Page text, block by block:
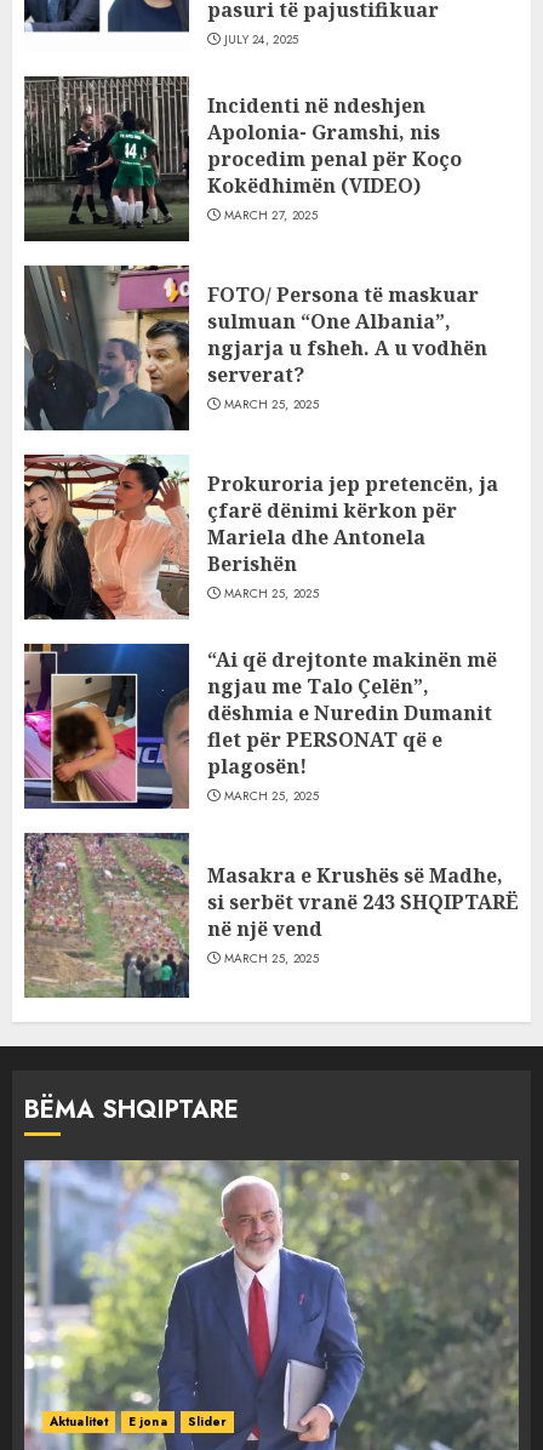
pasuri të pajustifikuar
JULY 24, 2025
Incidenti në ndeshjen
Apolonia- Gramshi, nis
procedim penal për Koço
Kokëdhimën (VIDEO)
MARCH 27, 2025
FOTO/ Persona të maskuar
sulmuan “One Albania”,
ngjarja u fsheh. A u vodhën
serverat?
MARCH 25, 2025
Prokuroria jep pretencën, ja
çfarë dënimi kërkon për
Mariela dhe Antonela
Berishën
MARCH 25, 2025
“Ai që drejtonte makinën më
ngjau me Talo Çelën”,
dëshmia e Nuredin Dumanit
flet për PERSONAT që e
plagosën!
MARCH 25, 2025
Masakra e Krushës së Madhe,
si serbët vranë 243 SHQIPTARË
në një vend
MARCH 25, 2025
BËMA SHQIPTARE
Aktualitet E jona Slider